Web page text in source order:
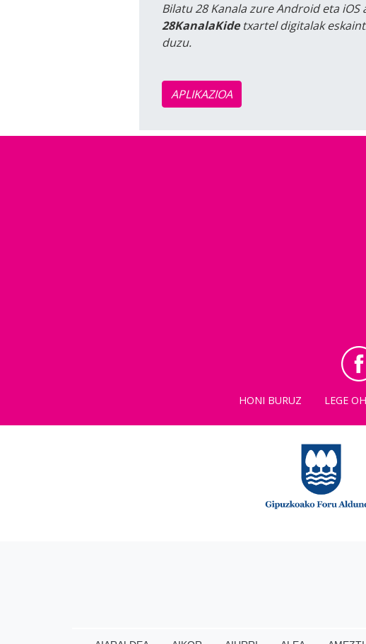
Bilatu 28 Kanala zure Android eta
28KanalaKidetxartel digitalak
duzu.
APLIKAZIOA
HONI BURUZ LEGE